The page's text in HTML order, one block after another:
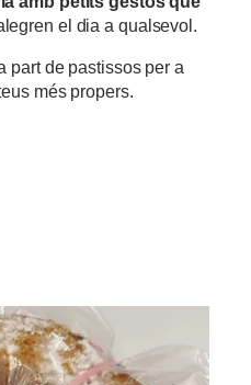
el dia a qualsevol.
part de pastissos per a
més propers.